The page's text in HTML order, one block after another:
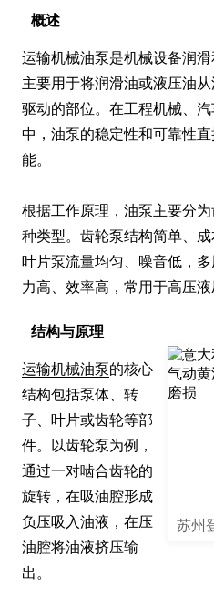
概述
运输机械油泵是机械设备润
主要用于将润滑油或液压油
驱动的部位。在工程机械、
中，油泵的稳定性和可靠性
能。
根据工作原理，油泵主要分
种类型。齿轮泵结构简单、
叶片泵流量均匀、噪音低，
力高、效率高，常用于高压液
结构与原理
苏州
运输机械油泵的核心
结构包括泵体、转
子、叶片或齿轮等部
件。以齿轮泵为例，
通过一对啮合齿轮的
旋转，在吸油腔形成
负压吸入油液，在压
油腔将油液挤压输
出。